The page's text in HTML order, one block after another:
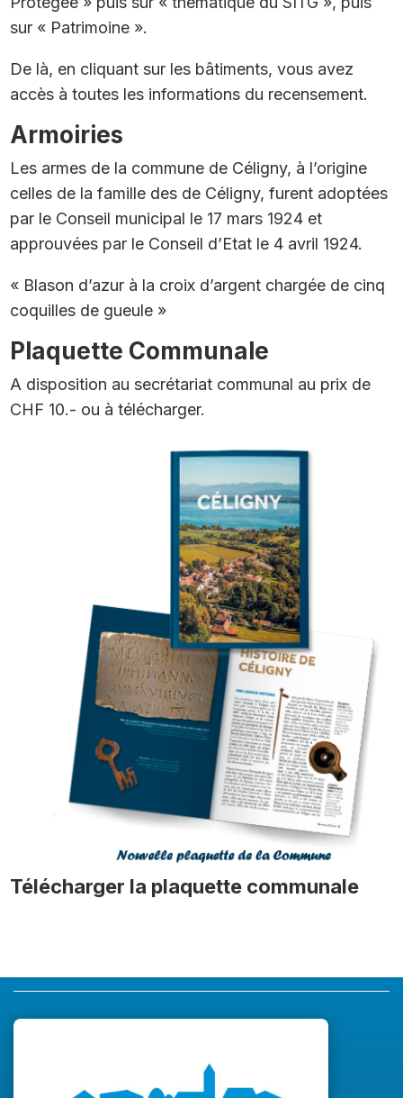
sur « Patrimoine ».
De là, en cliquant sur les bâtiments, vous avez
accès à toutes les informations du recensement.
Armoiries
Les armes de la commune de Céligny, à l’origine
celles de la famille des de Céligny, furent adoptées
par le Conseil municipal le 17 mars 1924 et
approuvées par le Conseil d’Etat le 4 avril 1924.
« Blason d’azur à la croix d’argent chargée de cinq
coquilles de gueule »
Plaquette Communale
A disposition au secrétariat communal au prix de
CHF 10.- ou à télécharger.
Télécharger la plaquette communale